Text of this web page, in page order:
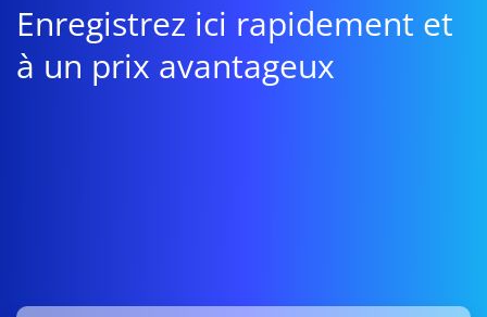
Enregistrez ici rapidement et
à un prix avantageux